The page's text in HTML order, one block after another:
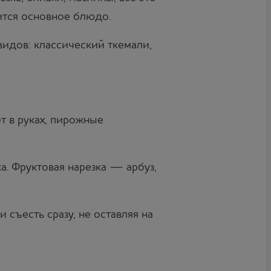
основное блюдо.
классический ткемали,
в руках, пирожные
Фруктовая нарезка — арбуз,
сразу, не оставляя на